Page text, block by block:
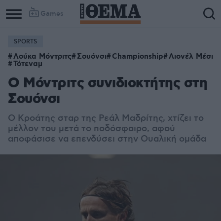
Games
SPORTS
Λούκα Μόντριτς Σουόνσι Championship Λιονέλ Μέσι
Τότεναμ
Ο Μόντριτς συνιδιοκτήτης στη
Σουόνσι
Ο Κροάτης σταρ της Ρεάλ Μαδρίτης, χτίζει το
μέλλον του μετά το ποδόσφαιρο, αφού
αποφάσισε να επενδύσει στην Ουαλική ομάδα